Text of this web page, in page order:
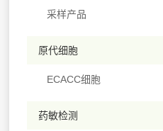
采样产品
原代细胞
ECACC细胞
药敏检测